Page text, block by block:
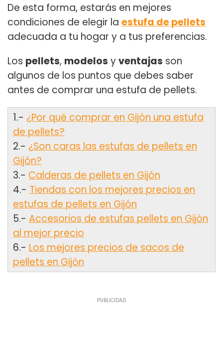
De esta forma, estarás en mejores
condiciones de elegir la estufa de pellets
adecuada a tu hogar y a tus preferencias.
Los pellets, modelos yventajas son
algunos de los puntos que debes saber
antes de comprar una estufa de pellets.
1.- ¿Por qué comprar en Gijón una estufa
de pellets?
2.- ¿Son caras las estufas de pellets en
Gijón?
3.- Calderas de pellets en Gijón
4.- Tiendas con los mejores precios en
estufas de pellets en Gijón
5.- Accesorios de estufas pellets en Gijón
al mejor precio
6.- Los mejores precios de sacos de
pellets en Gijón